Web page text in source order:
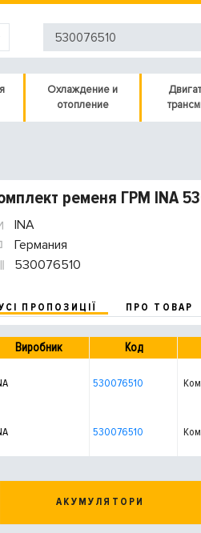
Охлаждение и
отопление
ременя ГРМ INA
INA
Германия
530076510
ПРОПОЗИЦІЇ ПРО ТОВАР
Виробник Код
530076510
530076510
АКУМУЛЯТОРИ